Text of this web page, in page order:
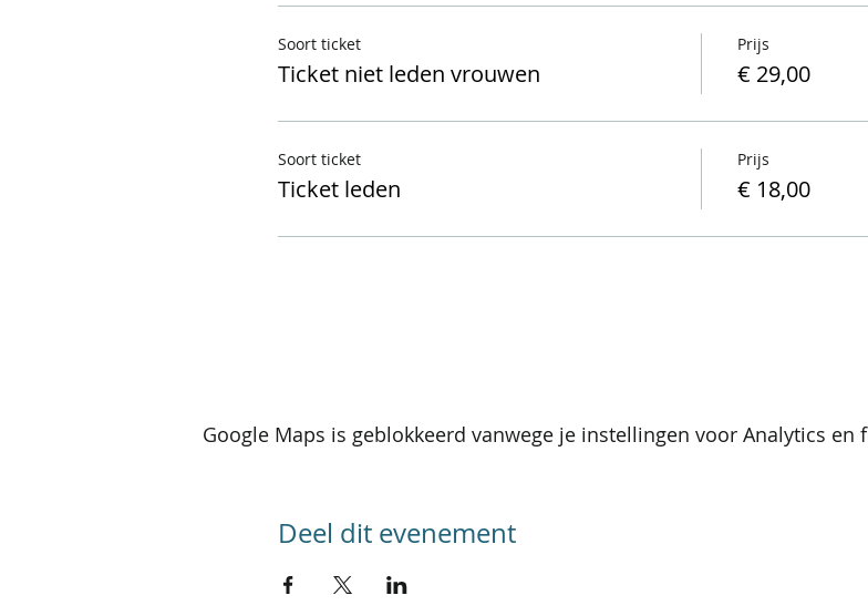
Soort ticket
Ticket niet leden vrouwen
Prijs
€ 29,00
Soort ticket
Ticket leden
Prijs
€ 18,00
Google Maps is geblokkeerd vanwege je instellingen voor Analytics en
Deel dit evenement